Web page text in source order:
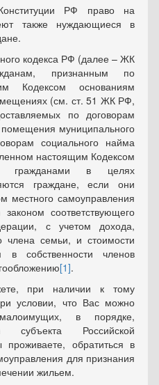
РФ право на
также нуждающиеся в
кодекса РФ (далее – ЖК
признанным по
Кодексом основаниям
(см. ст. 51 ЖК РФ,
по договорам
муниципального
социального найма
настоящим Кодексом
гражданами в целях
граждане, если они
местного самоуправления
соответствующего
с учетом дохода,
члена семьи, и стоимости
в собственности членов
[1].
при наличии к тому
условии, что Вас можно
в порядке,
субъекта Российской
обратиться в
для признания
жильем.